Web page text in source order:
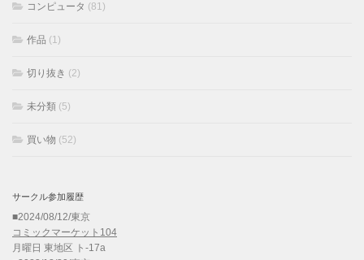
コンピュータ (81)
作品 (1)
切り抜き (2)
未分類 (5)
買い物 (52)
サークル参加履歴
■2024/08/12/東京
コミックマーケット104
月曜日 東地区 ト-17a